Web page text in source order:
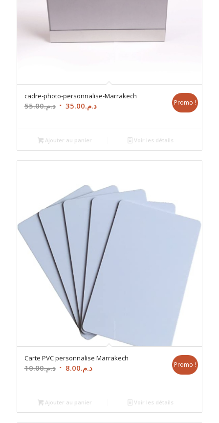
cadre-photo-personnalise-Marrakech
د.م.55.00
Le
était :
د.م.55.00.
د.م.35.00
Le
د.م.35.00.
Promo !
Ajouter au panier Voir les détails
Carte PVC personnalise Marrakech
د.م.10.00
Le
était :
د.م.10.00.
د.م.8.00
Le
د.م.8.00.
Promo !
Ajouter au panier Voir les détails